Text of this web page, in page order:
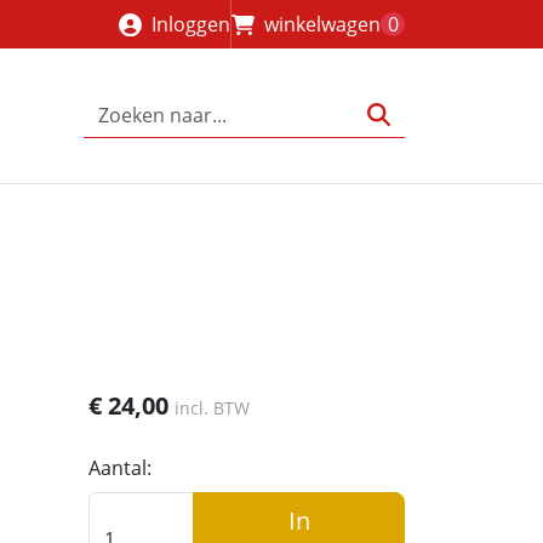
Inloggen winkelwagen 0
€24,00 incl. BTW
Aantal:
In